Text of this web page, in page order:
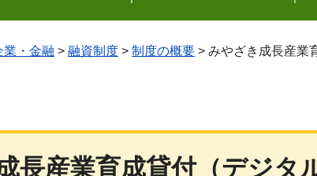
業・金融 > 融資制度 > 制度の概要 > みやざき成長産業
長産業育成貸付（デジタ